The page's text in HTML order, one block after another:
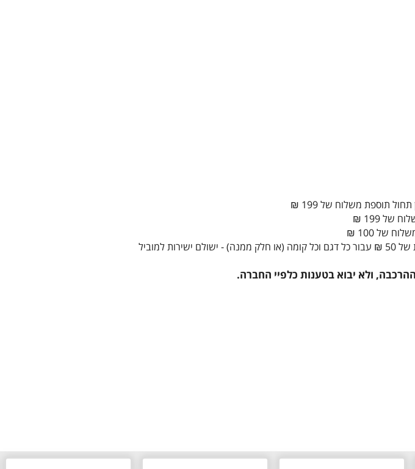
ולא יבוא בטענות כלפיי החברה.